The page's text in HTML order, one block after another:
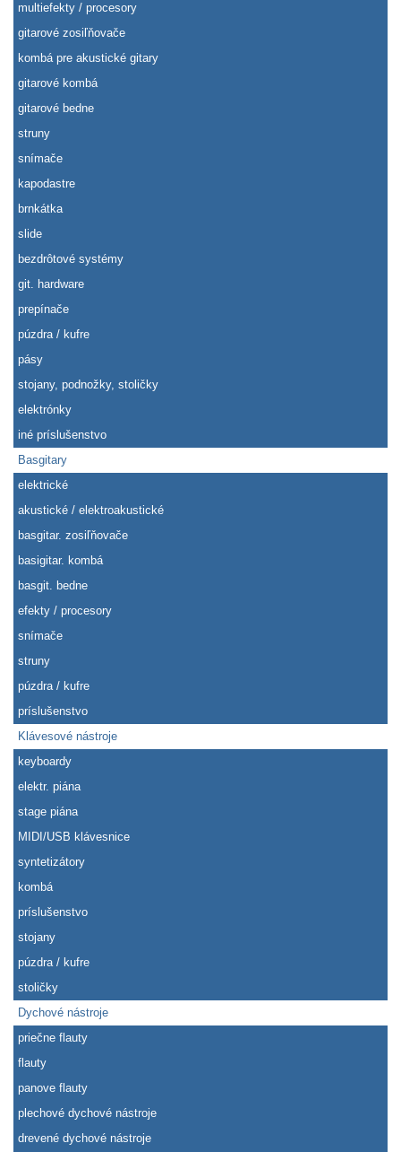
multiefekty / procesory
gitarové zosiľňovače
kombá pre akustické gitary
gitarové kombá
gitarové bedne
struny
snímače
kapodastre
brnkátka
slide
bezdrôtové systémy
git. hardware
prepínače
púzdra / kufre
pásy
stojany, podnožky, stoličky
elektrónky
iné príslušenstvo
Basgitary
elektrické
akustické / elektroakustické
basgitar. zosiľňovače
basigitar. kombá
basgit. bedne
efekty / procesory
snímače
struny
púzdra / kufre
príslušenstvo
Klávesové nástroje
keyboardy
elektr. piána
stage piána
MIDI/USB klávesnice
syntetizátory
kombá
príslušenstvo
stojany
púzdra / kufre
stoličky
Dychové nástroje
priečne flauty
flauty
panove flauty
plechové dychové nástroje
drevené dychové nástroje